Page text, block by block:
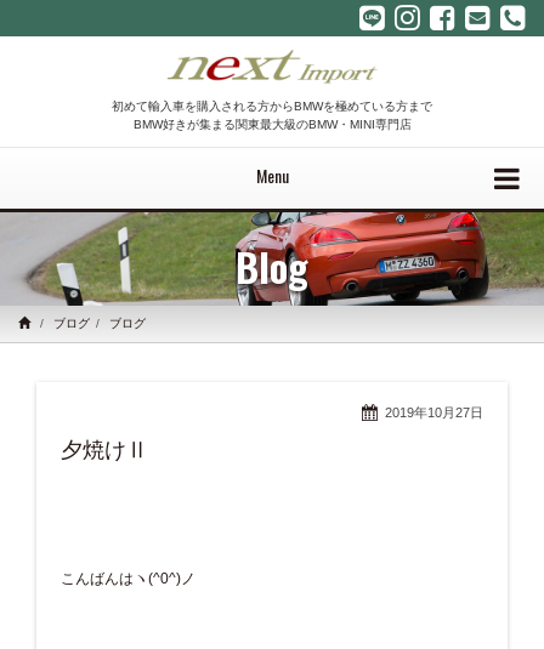
初めて輸入車を購入される方からBMWを極めている方まで
BMW好きが集まる関東最大級のBMW・MINI専門店
Menu
Blog
ブログ ブログ
2019年10月27日
夕焼けⅡ
こんばんはヽ(^0^)ノ